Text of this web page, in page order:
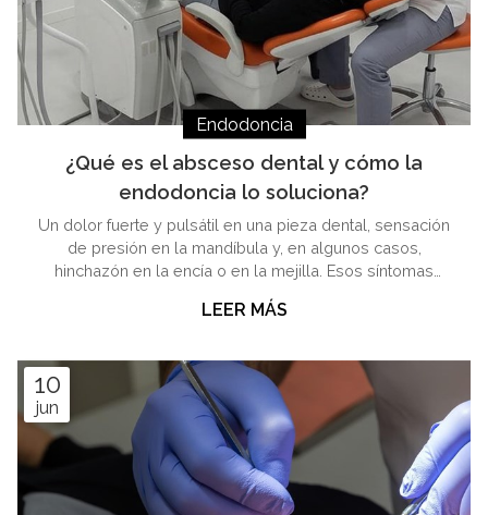
¿Qué es el absceso dental y cómo la
endodoncia lo soluciona?
Endodoncia
Un dolor fuerte y pulsátil en una pieza dental, sensación
de presión en la mandíbula y, en algunos casos,
hinchazón en la encía o en la mejilla. Esos síntomas
absceso dental, una de las situaciones más incómodas
tienes muy claro todavía de qué te estamos hablando?
No hay problema: desde la Clínica Pío Vila Ayán, tus
clínicas dentales en Lugo y Monforte de Lemos, te
podemos dar muchos más det...
LEER MÁS
10
jun